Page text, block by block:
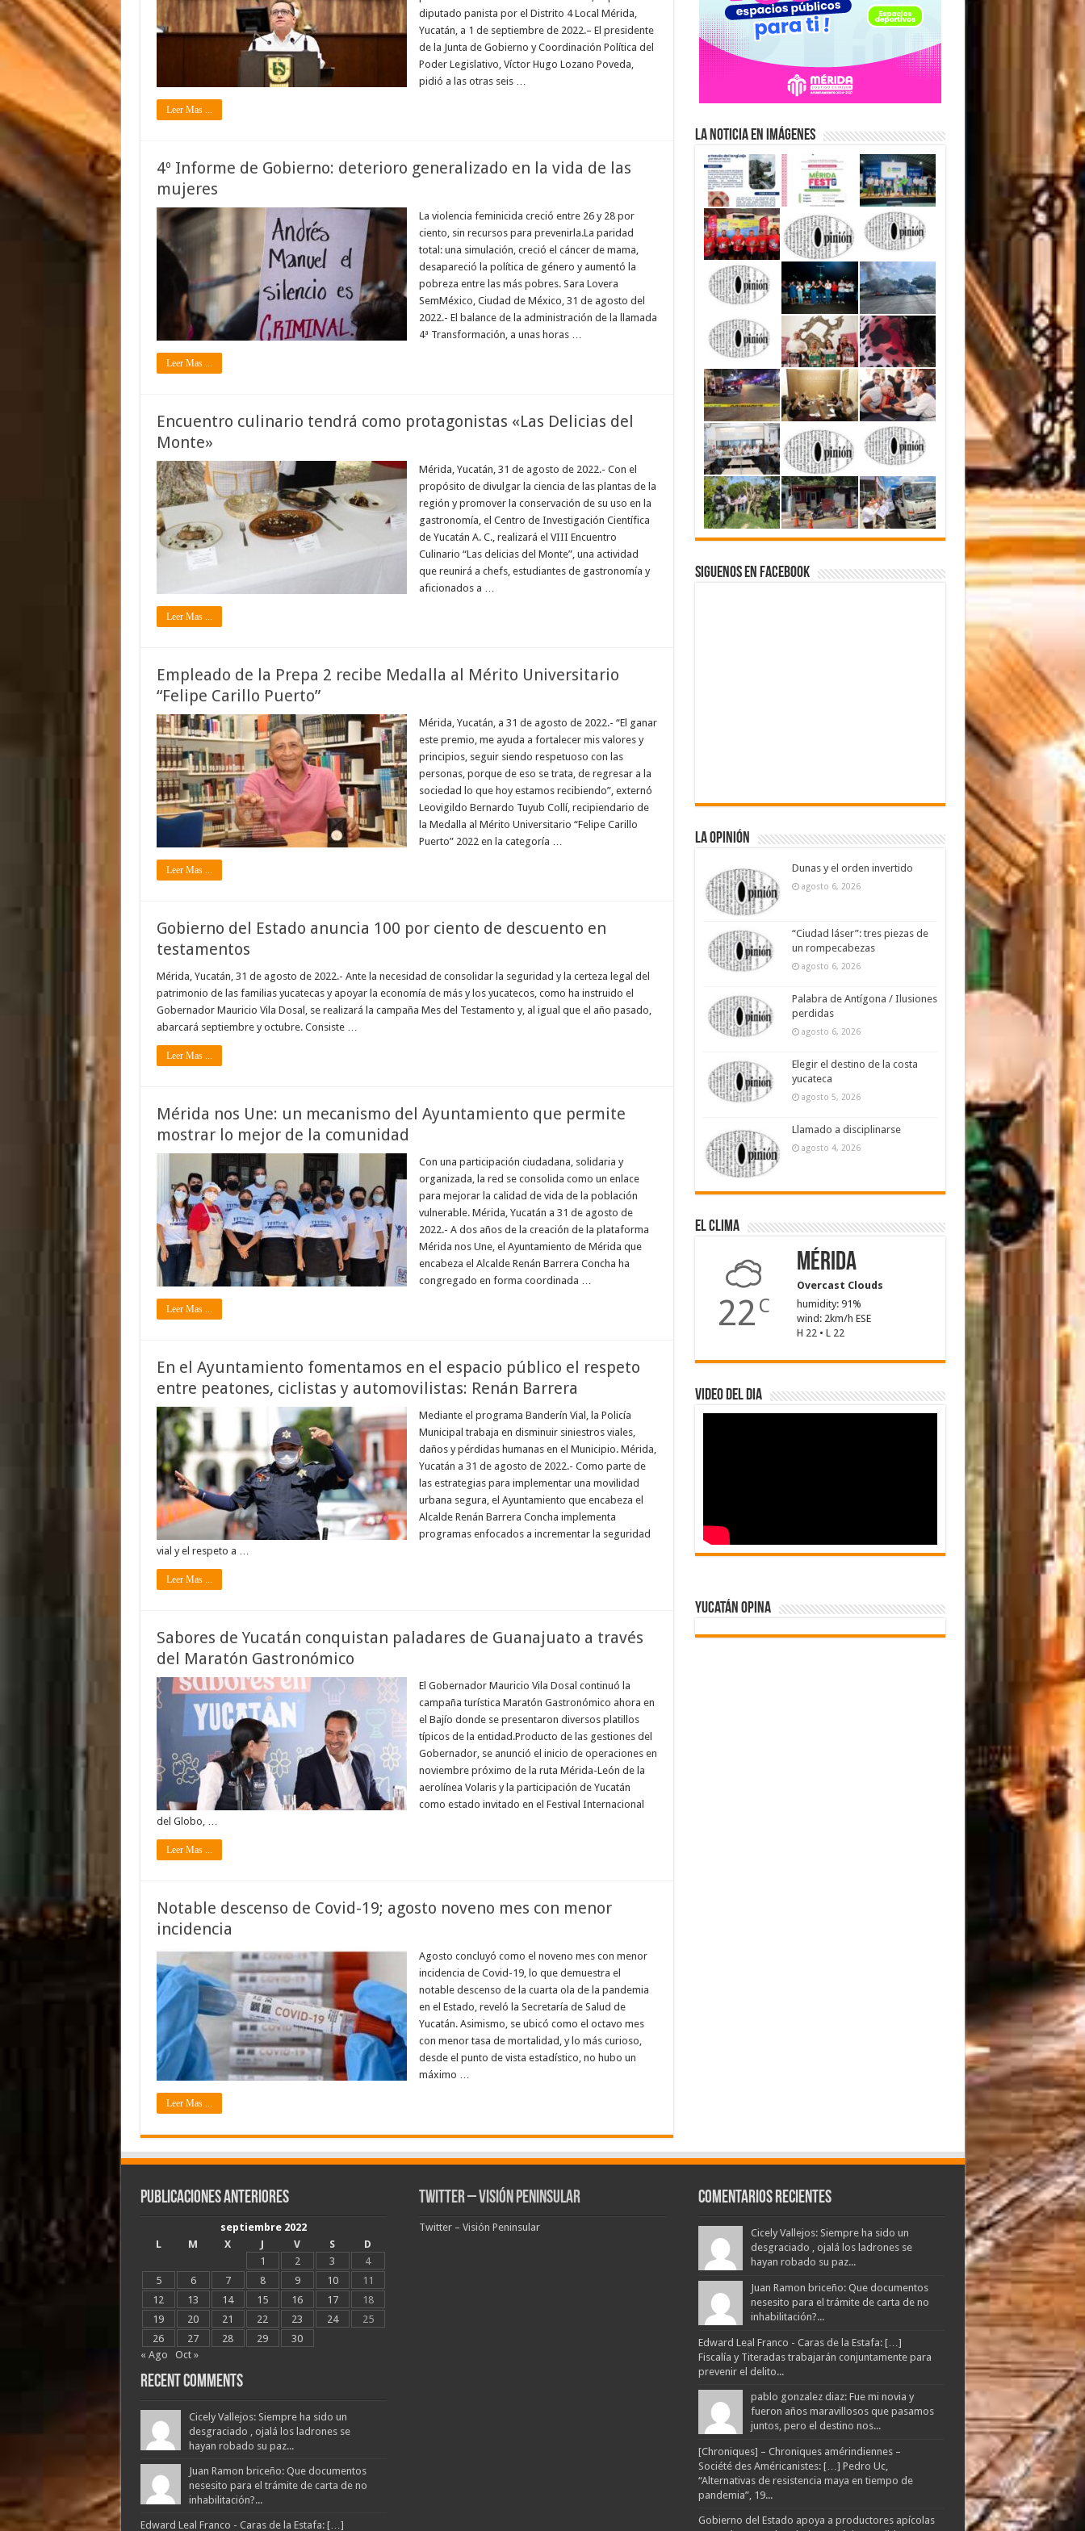
diputado panista por el Distrito 4 Local Mérida,
Yucatán, a 1 de septiembre de 2022.– El presidente
de la Junta de Gobierno y Coordinación Política del
Poder Legislativo, Víctor Hugo Lozano Poveda,
pidió a las otras seis …
Leer Mas ...
4º Informe de Gobierno: deterioro generalizado en la vida de las
mujeres
La violencia feminicida creció entre 26 y 28 por
ciento, sin recursos para prevenirla.La paridad
total: una simulación, creció el cáncer de mama,
desapareció la política de género y aumentó la
pobreza entre las más pobres. Sara Lovera
SemMéxico, Ciudad de México, 31 de agosto del
2022.- El balance de la administración de la llamada
4ª Transformación, a unas horas …
Leer Mas ...
Encuentro culinario tendrá como protagonistas «Las Delicias del
Monte»
Mérida, Yucatán, 31 de agosto de 2022.- Con el
propósito de divulgar la ciencia de las plantas de la
región y promover la conservación de su uso en la
gastronomía, el Centro de Investigación Científica
de Yucatán A. C., realizará el VIII Encuentro
Culinario “Las delicias del Monte”, una actividad
que reunirá a chefs, estudiantes de gastronomía y
aficionados a …
Leer Mas ...
Empleado de la Prepa 2 recibe Medalla al Mérito Universitario
“Felipe Carillo Puerto”
Mérida, Yucatán, a 31 de agosto de 2022.- “El ganar
este premio, me ayuda a fortalecer mis valores y
principios, seguir siendo respetuoso con las
personas, porque de eso se trata, de regresar a la
sociedad lo que hoy estamos recibiendo”, externó
Leovigildo Bernardo Tuyub Collí, recipiendario de
la Medalla al Mérito Universitario “Felipe Carillo
Puerto” 2022 en la categoría …
Leer Mas ...
Gobierno del Estado anuncia 100 por ciento de descuento en
testamentos
Mérida, Yucatán, 31 de agosto de 2022.- Ante la necesidad de consolidar la seguridad y la certeza legal del
patrimonio de las familias yucatecas y apoyar la economía de más y los yucatecos, como ha instruido el
Gobernador Mauricio Vila Dosal, se realizará la campaña Mes del Testamento y, al igual que el año pasado,
abarcará septiembre y octubre. Consiste …
Leer Mas ...
Mérida nos Une: un mecanismo del Ayuntamiento que permite
mostrar lo mejor de la comunidad
Con una participación ciudadana, solidaria y
organizada, la red se consolida como un enlace
para mejorar la calidad de vida de la población
vulnerable. Mérida, Yucatán a 31 de agosto de
2022.- A dos años de la creación de la plataforma
Mérida nos Une, el Ayuntamiento de Mérida que
encabeza el Alcalde Renán Barrera Concha ha
congregado en forma coordinada …
Leer Mas ...
En el Ayuntamiento fomentamos en el espacio público el respeto
entre peatones, ciclistas y automovilistas: Renán Barrera
Mediante el programa Banderín Vial, la Policía
Municipal trabaja en disminuir siniestros viales,
daños y pérdidas humanas en el Municipio. Mérida,
Yucatán a 31 de agosto de 2022.- Como parte de
las estrategias para implementar una movilidad
urbana segura, el Ayuntamiento que encabeza el
Alcalde Renán Barrera Concha implementa
programas enfocados a incrementar la seguridad
vial y el respeto a …
Leer Mas ...
Sabores de Yucatán conquistan paladares de Guanajuato a través
del Maratón Gastronómico
El Gobernador Mauricio Vila Dosal continuó la
campaña turística Maratón Gastronómico ahora en
el Bajío donde se presentaron diversos platillos
típicos de la entidad.Producto de las gestiones del
Gobernador, se anunció el inicio de operaciones en
noviembre próximo de la ruta Mérida-León de la
aerolínea Volaris y la participación de Yucatán
como estado invitado en el Festival Internacional
del Globo, …
Leer Mas ...
Notable descenso de Covid-19; agosto noveno mes con menor
incidencia
Agosto concluyó como el noveno mes con menor
incidencia de Covid-19, lo que demuestra el
notable descenso de la cuarta ola de la pandemia
en el Estado, reveló la Secretaría de Salud de
Yucatán. Asimismo, se ubicó como el octavo mes
con menor tasa de mortalidad, y lo más curioso,
desde el punto de vista estadístico, no hubo un
máximo …
Leer Mas ...
La Noticia en Imágenes
Siguenos en Facebook
La Opinión
Dunas y el orden invertido
agosto 6, 2026
“Ciudad láser”: tres piezas de
un rompecabezas
agosto 6, 2026
Palabra de Antígona / Ilusiones
perdidas
agosto 6, 2026
Elegir el destino de la costa
yucateca
agosto 5, 2026
Llamado a disciplinarse
agosto 4, 2026
El Clima
22 C
Mérida
Overcast Clouds
humidity: 91%
wind: 2km/h ESE
H 22 • L 22
Video del dia
Yucatán Opina
Publicaciones Anteriores
septiembre 2022
L
M X J V S
D
1
2 3
4
5
6 7 8 9 10
11
12
13 14 15 16 17
18
19
20 21 22 23 24
25
26
27 28 29
30
« Ago
Oct »
Recent Comments
Cicely Vallejos: Siempre ha sido un
desgraciado , ojalá los ladrones se
hayan robado su paz...
Juan Ramon briceño: Que documentos
nesesito para el trámite de carta de no
inhabilitación?...
Edward Leal Franco - Caras de la Estafa: […]
Twitter – Visión Peninsular
Twitter – Visión Peninsular
Comentarios Recientes
Cicely Vallejos: Siempre ha sido un
desgraciado , ojalá los ladrones se
hayan robado su paz...
Juan Ramon briceño: Que documentos
nesesito para el trámite de carta de no
inhabilitación?...
Edward Leal Franco - Caras de la Estafa: […]
Fiscalía y Titeradas trabajarán conjuntamente para
prevenir el delito...
pablo gonzalez diaz: Fue mi novia y
fueron años maravillosos que pasamos
juntos, pero el destino nos...
[Chroniques] – Chroniques amérindiennes –
Société des Américanistes: […] Pedro Uc,
“Alternativas de resistencia maya en tiempo de
pandemia”, 19...
Gobierno del Estado apoya a productores apícolas